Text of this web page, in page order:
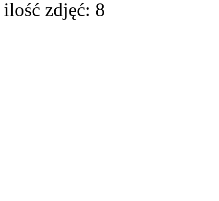
ilość zdjęć: 8